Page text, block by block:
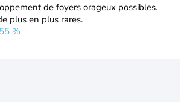
de foyers orageux possibles.
plus en plus rares.
55 %